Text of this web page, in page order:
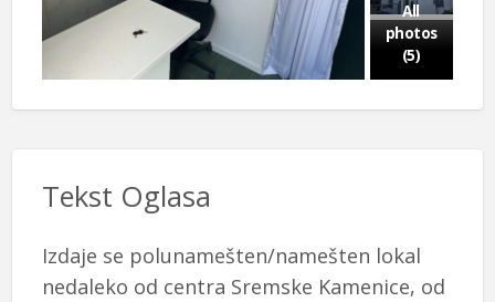
All
photos
(5)
Tekst Oglasa
Izdaje se polunamešten/namešten lokal
nedaleko od centra Sremske Kamenice, od